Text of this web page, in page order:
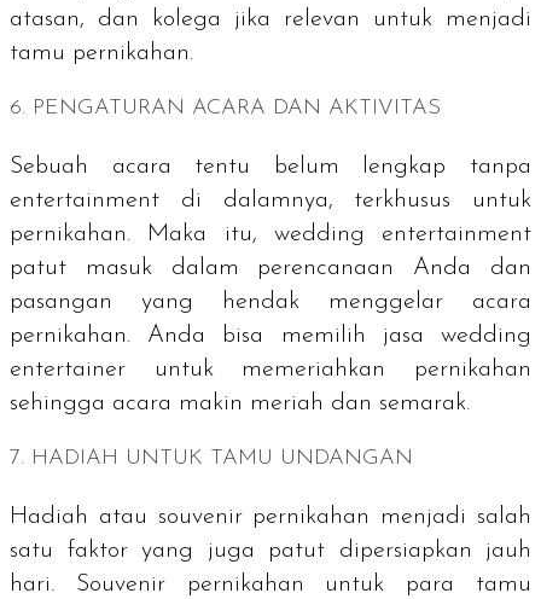
atasan, dan kolega jika relevan untuk menjadi
tamu pernikahan.
6. PENGATURAN ACARA DAN AKTIVITAS
Sebuah acara tentu belum lengkap tanpa
entertainment di dalamnya, terkhusus untuk
pernikahan. Maka itu, wedding entertainment
patut masuk dalam perencanaan Anda dan
pasangan yang hendak menggelar acara
pernikahan. Anda bisa memilih jasa wedding
entertainer untuk memeriahkan pernikahan
sehingga acara makin meriah dan semarak.
7. HADIAH UNTUK TAMU UNDANGAN
Hadiah atau souvenir pernikahan menjadi salah
satu faktor yang juga patut dipersiapkan jauh
hari. Souvenir
pernikahan untuk para tamu